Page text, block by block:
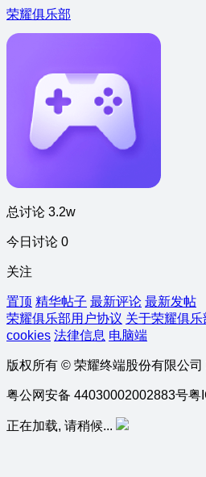
荣耀俱乐部
总讨论 3.2w
今日讨论 0
关注
置顶 精华帖子 最新评论 最新发帖
荣耀俱乐部用户协议 关于荣耀俱
cookies 法律信息 电脑端
版权所有 © 荣耀终端股份有限公
粤公网安备 44030002002883号粤
正在加载, 请稍候...